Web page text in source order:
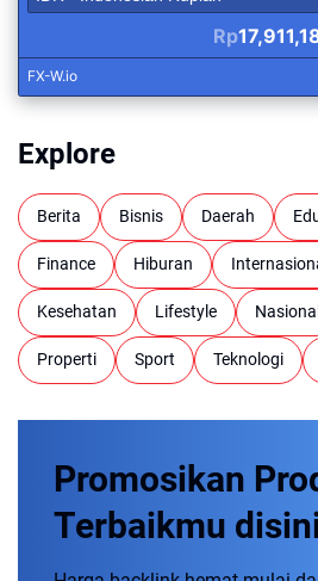
Explore
Berita Bisnis Daerah
Finance Hiburan
Kesehatan Lifestyle Nasional
Properti Sport Teknologi
Promosikan
Terbaikmu